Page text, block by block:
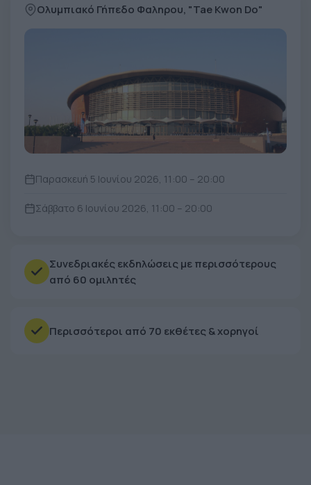
Ολυμπιακό Γήπεδο Φαληρου, "Tae Kwon Do"
Παρασκευή 5 Ιουνίου 2026, 11:00 – 20:00
Σάββατο 6 Ιουνίου 2026, 11:00 – 20:00
Συνεδριακές εκδηλώσεις με περισσότερους
από 60 ομιλητές
Περισσότεροι από 70 εκθέτες & χορηγοί